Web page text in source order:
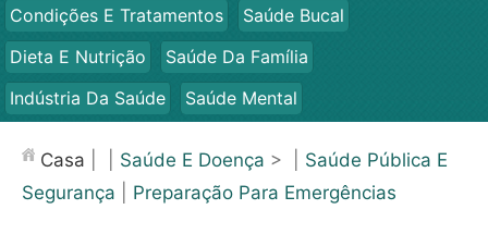
Condições E Tratamentos
Saúde Bucal
Dieta E Nutrição
Saúde Da Família
Indústria Da Saúde
Saúde Mental
Saúde
Casa Saúde E Doença > | Saúde Pública E
Segurança
Preparação Para Emergências